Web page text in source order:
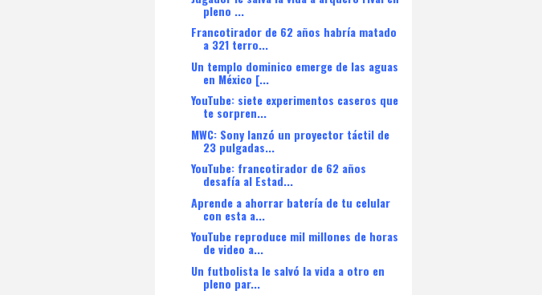
pleno ...
Francotirador de 62 años habría matado
a 321 terro...
Un templo dominico emerge de las aguas
en México [...
YouTube: siete experimentos caseros que
te sorpren...
MWC: Sony lanzó un proyector táctil de
23 pulgadas...
YouTube: francotirador de 62 años
desafía al Estad...
Aprende a ahorrar batería de tu celular
con esta a...
YouTube reproduce mil millones de horas
de video a...
Un futbolista le salvó la vida a otro en
pleno par...